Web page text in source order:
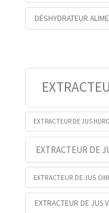
DÉSHYDRATEUR
EXTRACTEUR DE JUS
EXTRACTEUR DE
EXTRACTEUR DE JUS
EXTRACTEUR DE JUS